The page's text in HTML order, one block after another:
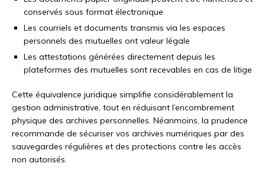
conservés sous format électronique
Les courriels et documents transmis via les espaces
personnels des mutuelles ont valeur légale
Les attestations générées directement depuis les
plateformes des mutuelles sont recevables en cas de litige
Cette équivalence juridique simplifie considérablement la
gestion administrative, tout en réduisant l’encombrement
physique des archives personnelles. Néanmoins, la prudence
recommande de sécuriser vos archives numériques par des
sauvegardes régulières et des protections contre les accès
non autorisés.